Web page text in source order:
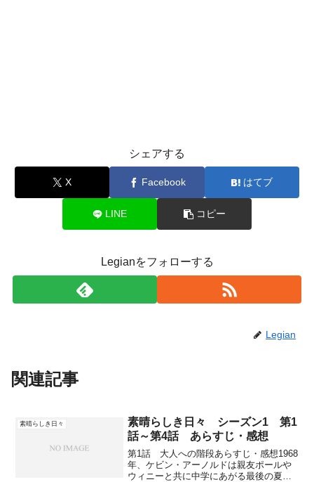
シェアする
X Facebook はてブ
LINE コピー
Legianをフォローする
Legian
関連記事
素晴らしき日々
素晴らしき日々 シーズン1 第1
話～第4話 あらすじ・感想
第1話 大人への階段あらすじ・感想1968
年、ケビン・アーノルドは親友ポールや
ウィニーと共に中学にあがる最後の夏休